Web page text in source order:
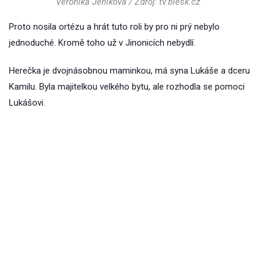
Proto nosila ortézu a hrát tuto roli by pro ni prý nebylo
jednoduché. Kromě toho už v Jinonicích nebydlí.
Herečka je dvojnásobnou maminkou, má syna Lukáše a dceru
Kamilu. Byla majitelkou velkého bytu, ale rozhodla se pomoci
Lukášovi.